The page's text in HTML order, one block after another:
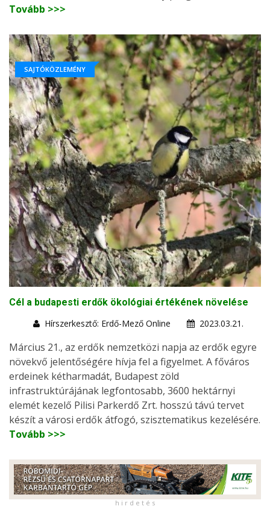
Tovább >>>
SAJTÓKÖZLEMÉNY
Cél a budapesti erdők ökológiai értékének növelése
Hírszerkesztő: Erdő-Mező Online
2023.03.21.
Március 21., az erdők nemzetközi napja az erdők egyre
növekvő jelentőségére hívja fel a figyelmet. A főváros
erdeinek kétharmadát, Budapest zöld
infrastruktúrájának legfontosabb, 3600 hektárnyi
elemét kezelő Pilisi Parkerdő Zrt. hosszú távú tervet
készít a városi erdők átfogó, szisztematikus kezelésére.
Tovább >>>
h i r d e t é s